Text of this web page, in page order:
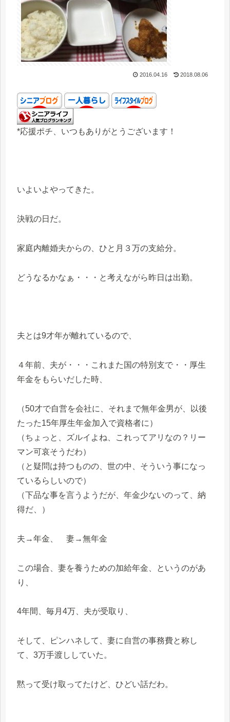
2016.04.16 2018.08.06
*応援ポチ、いつもありがとうございます！
いよいよやってきた。
決戦の日だ。
家庭内離婚夫からの、ひと月３万の支給分。
どうなるかなぁ・・・と考えながら昨日は出勤。
夫とは9才年が離れているので、
４年前、夫が・・・これまた国の特別支で・・厚生
年金をもらいだした時、
（50才で自営を会社に、それまで無年金男が、以後
たった15年厚生年金加入で資格者に）
（ちょっと、ズルイよね、これってアリなの？リー
マン可哀そうだわ）
（と疑問は持つものの、世の中、そういう事になっ
ているらしいので）
（下品な事を言うようだが、年金少ないのって、納
得だ、）
夫→年金、 妻→無年金
この場合、妻を養うための加給年金、というのがあ
り、
4年間、毎月4万、夫が受取り、
そして、ピンハネして、妻に自営の事務費と称し
て、3万手渡ししていた。
黙って受け取ってたけど、ひどい話だわ。